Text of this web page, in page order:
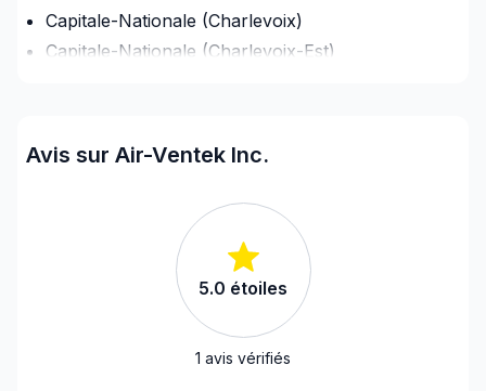
Capitale-Nationale (Charlevoix)
Capitale-Nationale (Charlevoix-Est)
Capitale-Nationale (La Jacques-Cartier)
Capitale-Nationale (Québec)
Chaudière-Appalaches (Beauce-Sartigan)
Chaudière-Appalaches (Bellechasse)
Chaudière-Appalaches (L'Islet)
Chaudière-Appalaches (La Nouvelle-Beauce)
Chaudière-Appalaches (Les Appalaches)
Avis sur Air-Ventek Inc.
5.0 étoiles
1 avis vérifiés